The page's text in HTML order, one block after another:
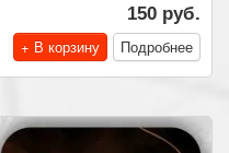
150 руб.
+ В корзину
Подробнее